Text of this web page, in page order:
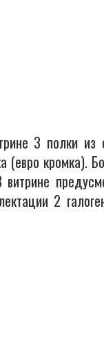
3 полки из
(евро кромка).
2